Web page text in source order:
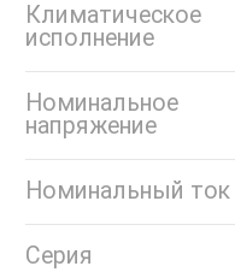
Климатическое
исполнение
Номинальное
напряжение
Номинальный ток
Серия